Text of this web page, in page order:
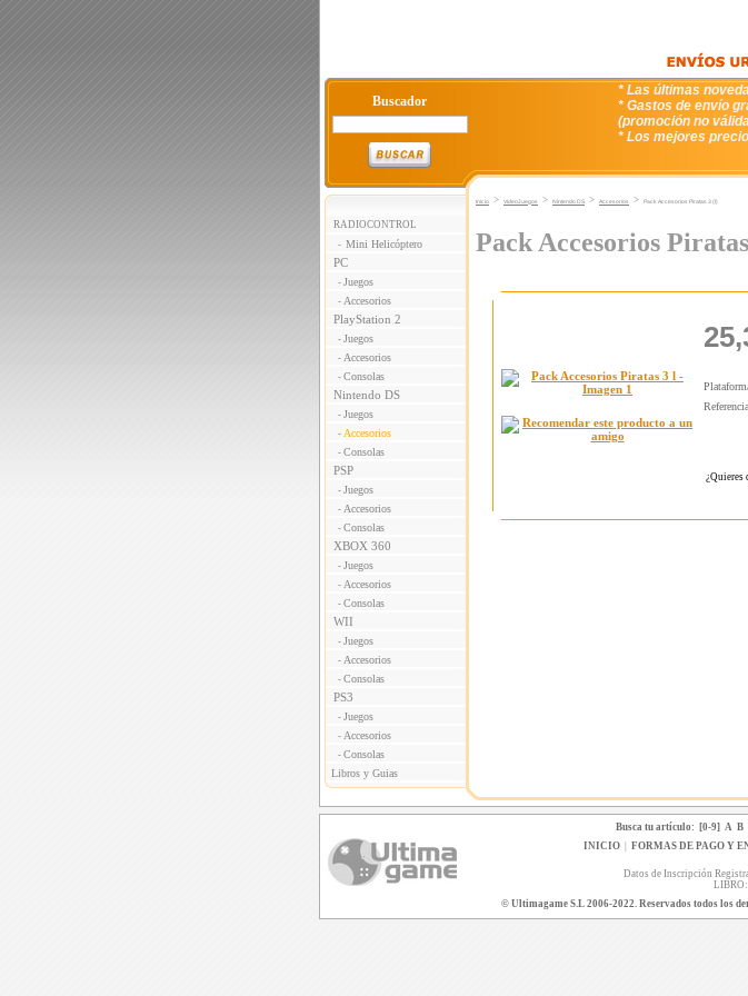
Buscador
* Las últimas
* Gastos de envío
(promoción no
* Los mejores
RADIOCONTROL
- Mini Helicóptero
PC
- Juegos
- Accesorios
PlayStation 2
- Juegos
- Accesorios
- Consolas
Nintendo DS
- Juegos
- Accesorios
- Consolas
PSP
- Juegos
- Accesorios
- Consolas
XBOX 360
- Juegos
- Accesorios
- Consolas
WII
- Juegos
- Accesorios
- Consolas
PS3
- Juegos
- Accesorios
- Consolas
Libros y Guias
Inicio > VideoJuegos > Nintendo DS > Accesorios > Pack Accesorios Piratas 3 (l)
Pack Accesorios
¿Quieres
Busca tu artículo: [0-9] A B
INICIO| FORMAS DE PAGO Y
Datos de Inscripción
© Ultimagame S.L 2006-2022. Reservados todos los